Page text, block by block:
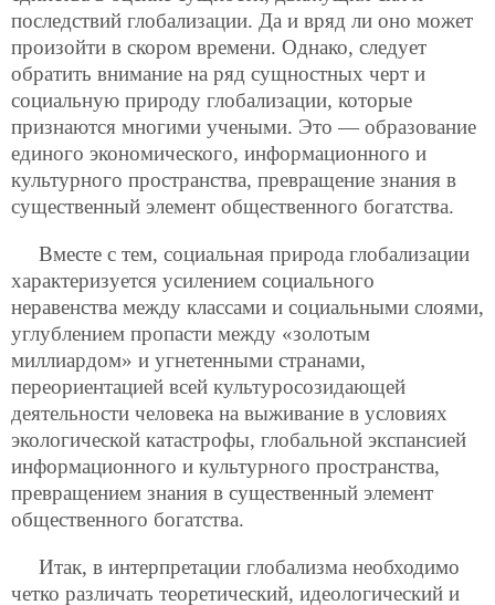
последствий глобализации. Да и вряд ли оно может
произойти в скором времени. Однако, следует
обратить внимание на ряд сущностных черт и
социальную природу глобализации, которые
признаются многими учеными. Это — образование
единого экономического, информационного и
культурного пространства, превращение знания в
существенный элемент общественного богатства.
Вместе с тем, социальная природа глобализации
характеризуется усилением социального
неравенства между классами и социальными слоями,
углублением пропасти между «золотым
миллиардом» и угнетенными странами,
переориентацией всей культуросозидающей
деятельности человека на выживание в условиях
экологической катастрофы, глобальной экспансией
информационного и культурного пространства,
превращением знания в существенный элемент
общественного богатства.
Итак, в интерпретации глобализма необходимо
четко различать теоретический, идеологический и